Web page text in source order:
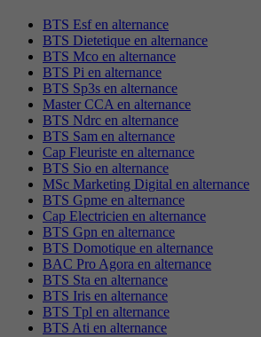
BTS Esf en alternance
BTS Dietetique en alternance
BTS Mco en alternance
BTS Pi en alternance
BTS Sp3s en alternance
Master CCA en alternance
BTS Ndrc en alternance
BTS Sam en alternance
Cap Fleuriste en alternance
BTS Sio en alternance
MSc Marketing Digital en alternance
BTS Gpme en alternance
Cap Electricien en alternance
BTS Gpn en alternance
BTS Domotique en alternance
BAC Pro Agora en alternance
BTS Sta en alternance
BTS Iris en alternance
BTS Tpl en alternance
BTS Ati en alternance